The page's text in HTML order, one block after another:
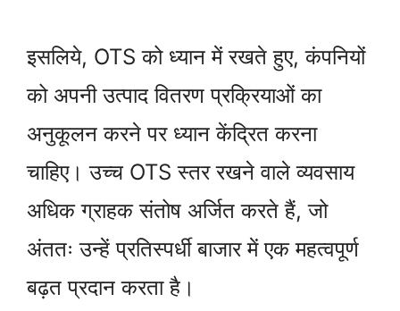
इसलिये, OTS को ध्यान में रखते हुए, कंपनियों
को अपनी उत्पाद वितरण प्रक्रियाओं का
अनुकूलन करने पर ध्यान केंद्रित करना
चाहिए। उच्च OTS स्तर रखने वाले व्यवसाय
अधिक ग्राहक संतोष अर्जित करते हैं, जो
अंततः उन्हें प्रतिस्पर्धी बाजार में एक महत्वपूर्ण
बढ़त प्रदान करता है।